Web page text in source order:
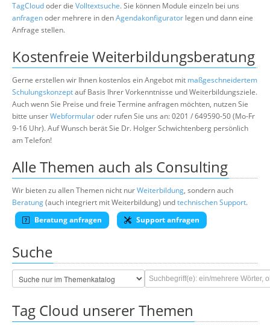
TagCloudoder die Volltextsuche. Sie können Module einzeln bei uns
anfragenoder mehrere in denAgendakonfigurator legen und dann eine
Anfrage stellen.
Kostenfreie Weiterbildungsberatung
Gerne erstellen wir Ihnen kostenlos ein Angebot mit maßgeschneidertem
Schulungskonzeptauf Basis Ihrer Vorkenntnisse und Weiterbildungsziele.
Auch wenn Sie Preise und freie Termine anfragen möchten, nutzen Sie
bitte unserWebformularoder rufen Sie uns an: 0201 / 649590-50 (Mo-Fr
9-16 Uhr). Auf Wunsch berät Sie Dr. Holger Schwichtenberg persönlich
am Telefon!
Alle Themen auch als Consulting
Wir bieten zu allen Themen nicht nurWeiterbildung, sondern auch
Beratung(auch integriert mit Weiterbildung) undtechnischen Support.
Beratung anfragen
Support anfragen
Suche
Tag Cloud unserer Themen